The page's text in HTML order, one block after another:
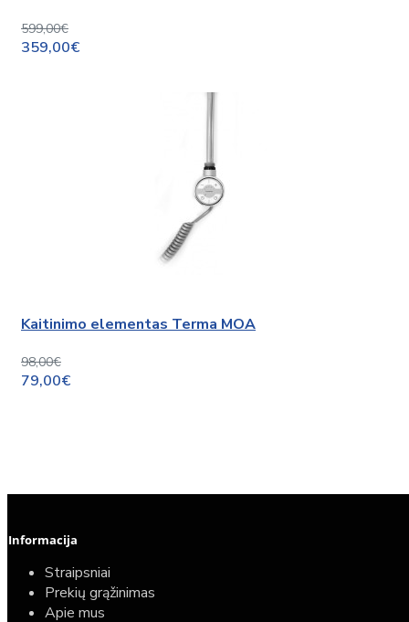
599,00€
359,00€
Kaitinimo elementas Terma MOA
98,00€
79,00€
Informacija
Straipsniai
Prekių grąžinimas
Apie mus